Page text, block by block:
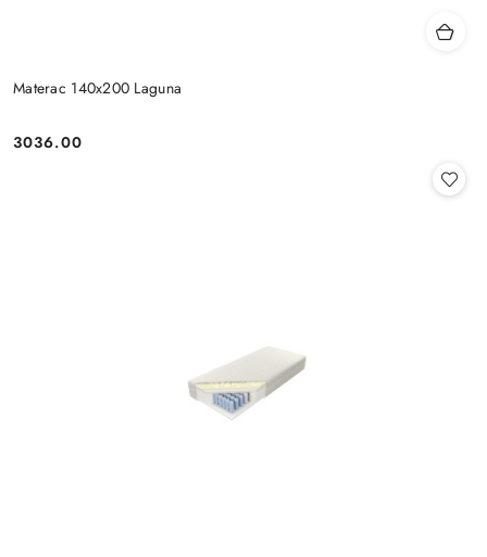
Materac 140x200 Laguna
Cena:
3036.00